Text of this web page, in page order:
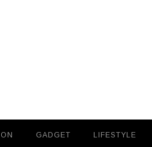
GADGET
GADGET LIFESTYLE
LIFESTYLE